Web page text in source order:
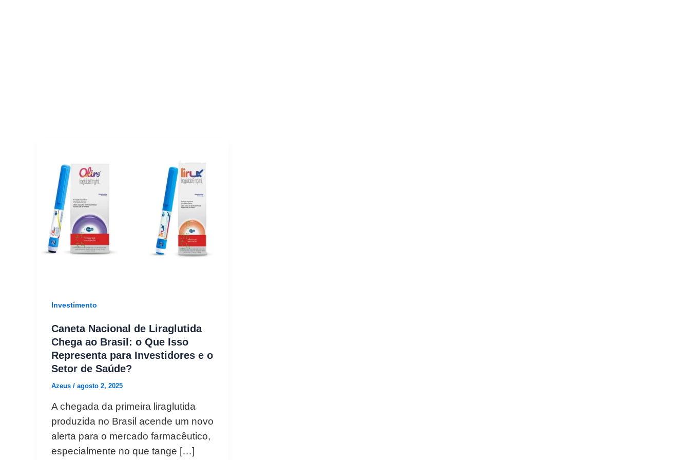
Investimento
Caneta Nacional de Liraglutida
Chega ao Brasil: o Que Isso
Representa para Investidores e o
Setor de Saúde?
Azeus / agosto 2, 2025
A chegada da primeira liraglutida
produzida no Brasil acende um novo
alerta para o mercado farmacêutico,
especialmente no que tange […]